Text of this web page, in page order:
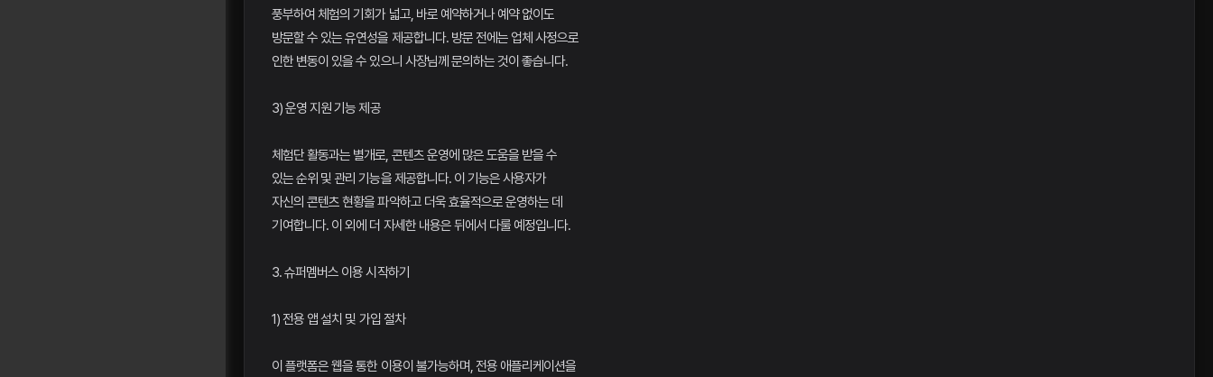
풍부하여 체험의 기회가 넓고, 바로 예약하거나 예약 없이도
방문할 수 있는 유연성을 제공합니다. 방문 전에는 업체 사정으로
인한 변동이 있을 수 있으니 사장님께 문의하는 것이 좋습니다.
3) 운영 지원 기능 제공
체험단 활동과는 별개로, 콘텐츠 운영에 많은 도움을 받을 수
있는 순위 및 관리 기능을 제공합니다. 이 기능은 사용자가
자신의 콘텐츠 현황을 파악하고 더욱 효율적으로 운영하는 데
기여합니다. 이 외에 더 자세한 내용은 뒤에서 다룰 예정입니다.
3. 슈퍼멤버스 이용 시작하기
1) 전용 앱 설치 및 가입 절차
이 플랫폼은 웹을 통한 이용이 불가능하며, 전용 애플리케이션을